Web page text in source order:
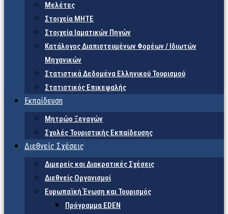
Μελέτες
Στοιχεία ΜΗΤΕ
Στοιχεία Ιαματικών Πηγών
Κατάλογος Διαπιστευμένων Φορέων / Ιδιωτών
Μηχανικών
Στατιστικά Δεδομένα Ελληνικού Τουρισμού
Στατιστικός Επικεφαλής
Εκπαίδευση
Μητρώο Ξεναγών
Σχολές Τουριστικής Εκπαίδευσης
Διεθνείς Σχέσεις
Διμερείς και Διακρατικές Σχέσεις
Διεθνείς Οργανισμοί
Ευρωπαϊκή Ένωση και Τουρισμός
Πρόγραμμα EDEN